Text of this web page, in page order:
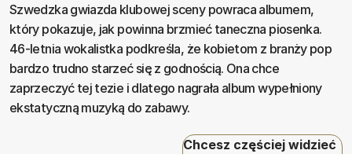
Szwedzka gwiazda klubowej sceny powraca albumem,
który pokazuje, jak powinna brzmieć taneczna piosenka.
46-letnia wokalistka podkreśla, że kobietom z branży pop
bardzo trudno starzeć się z godnością. Ona chce
zaprzeczyć tej tezie i dlatego nagrała album wypełniony
ekstatyczną muzyką do zabawy.
Chcesz częściej widzieć